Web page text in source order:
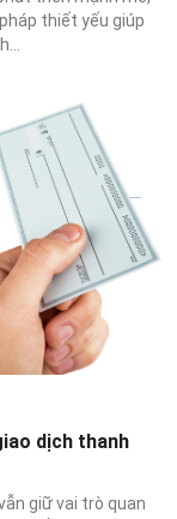
thiết yếu giúp
dịch thanh
giữ vai trò quan